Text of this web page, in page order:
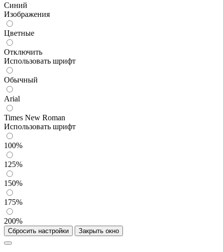
Синий
Изображения
Цветные
Отключить
Использовать шрифт
Обычный
Arial
Times New Roman
Использовать шрифт
100%
125%
150%
175%
200%
Сбросить настройки Закрыть окно